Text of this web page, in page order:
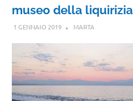
museo della liquirizia
1 GENNAIO 2019 MARTA